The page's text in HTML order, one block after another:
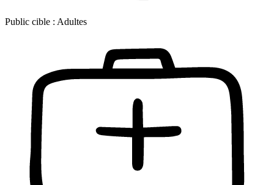
Public cible : Adultes